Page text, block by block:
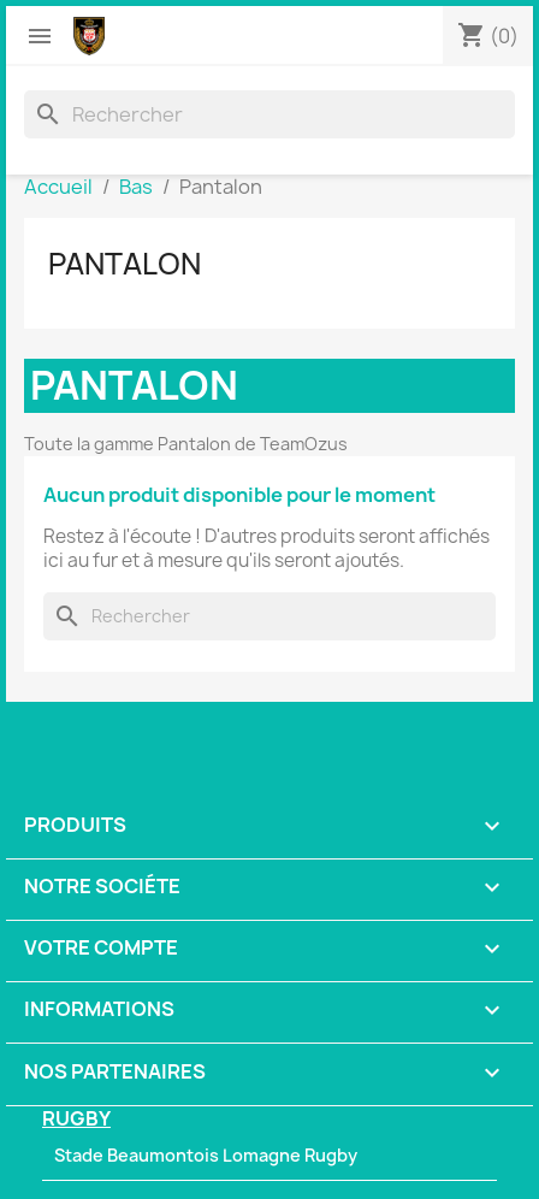
 shopping_cart (0)
search
Accueil Bas Pantalon
PANTALON
PANTALON
Toute la gamme Pantalon de TeamOzus
Aucun produit disponible pour le moment
Restez à l'écoute ! D'autres produits seront affichés
ici au fur et à mesure qu'ils seront ajoutés.
search
PRODUITS 
NOTRE SOCIÉTE 
VOTRE COMPTE 
INFORMATIONS keyboard_arrow_down
NOS PARTENAIRES 
RUGBY
Stade Beaumontois Lomagne Rugby